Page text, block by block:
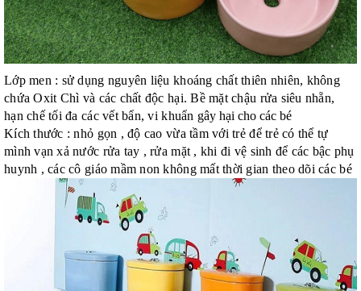
Lớp men : sử dụng nguyên liệu khoáng chất thiên nhiên, không
chứa Oxit Chì và các chất độc hại. Bề mặt chậu rửa siêu nhẵn,
hạn chế tối đa các vết bẩn, vi khuẩn gây hại cho các bé
Kích thước : nhỏ gọn , độ cao vừa tầm với trẻ để trẻ có thể tự
mình vạn xả nước rửa tay , rửa mặt , khi đi vệ sinh để các bậc phụ
huynh , các cô giáo mầm non không mất thời gian theo dõi các bé